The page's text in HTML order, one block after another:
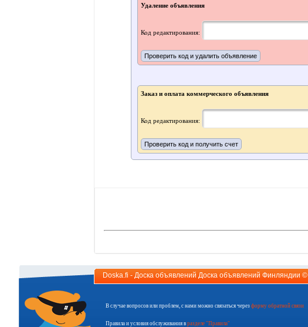
Удаление объявления
Код редактирования:
Заказ и оплата коммерческого объявления
Код редактирования:
Doska.fi - Доска объявлений Доска объявлений Финляндии ©
В случае вопросов или проблем, с нами можно связаться через форму обратной связи
Правила и условия обслуживания в разделе "Правила"